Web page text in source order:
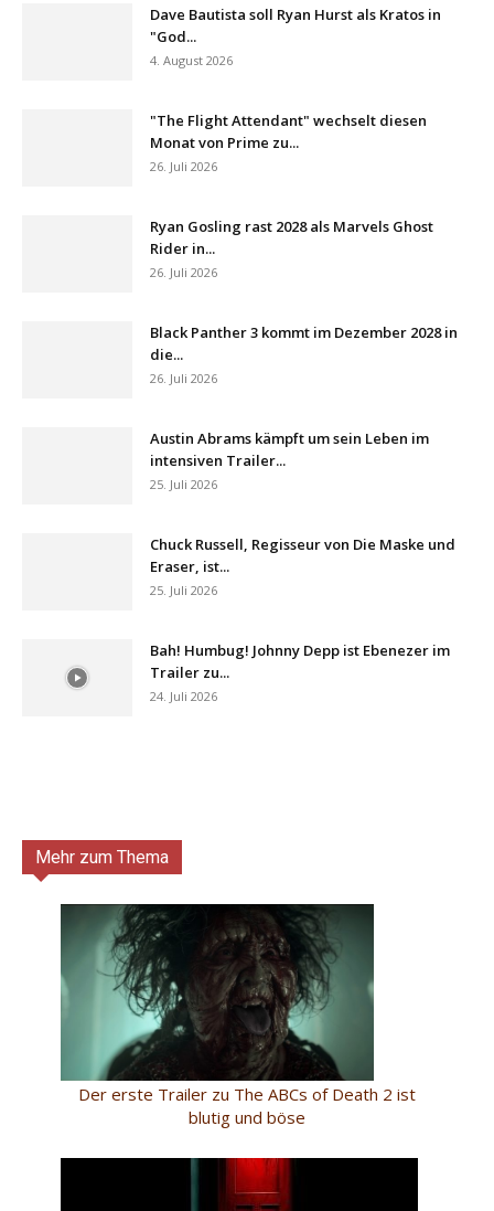
Dave Bautista soll Ryan Hurst als Kratos in
"God...
4. August 2026
"The Flight Attendant" wechselt diesen
Monat von Prime zu...
26. Juli 2026
Ryan Gosling rast 2028 als Marvels Ghost
Rider in...
26. Juli 2026
Black Panther 3 kommt im Dezember 2028 in
die...
26. Juli 2026
Austin Abrams kämpft um sein Leben im
intensiven Trailer...
25. Juli 2026
Chuck Russell, Regisseur von Die Maske und
Eraser, ist...
25. Juli 2026
Bah! Humbug! Johnny Depp ist Ebenezer im
Trailer zu...
24. Juli 2026
Mehr zum Thema
Der erste Trailer zu The ABCs of Death 2 ist
blutig und böse